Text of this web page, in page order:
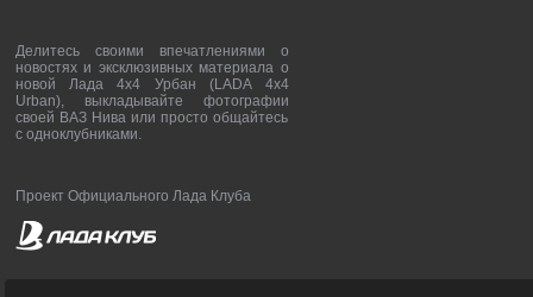
Делитесь своими впечатлениями о
новостях и эксклюзивных материала о
новой Лада 4х4 Урбан (LADA 4x4
Urban), выкладывайте фотографии
своей ВАЗ Нива или просто общайтесь
с одноклубниками.
Проект Официального Лада Клуба